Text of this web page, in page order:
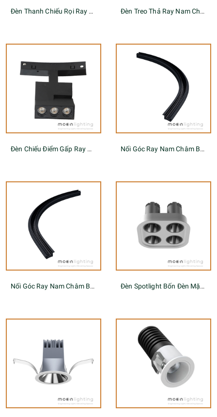
Đèn Thanh Chiếu Rọi Ray Nam Châm Xoay 180 Đèn Treo Thả Ray Nam Châm Tròn
Đèn Chiếu Điểm Gấp Ray Nam Châm Tròn Nối Góc Ray Nam Châm Bo R500
Nối Góc Ray Nam Châm Bo R600 Đèn Spotlight Bốn Đèn Mặt Vuông MG-10030E70-4